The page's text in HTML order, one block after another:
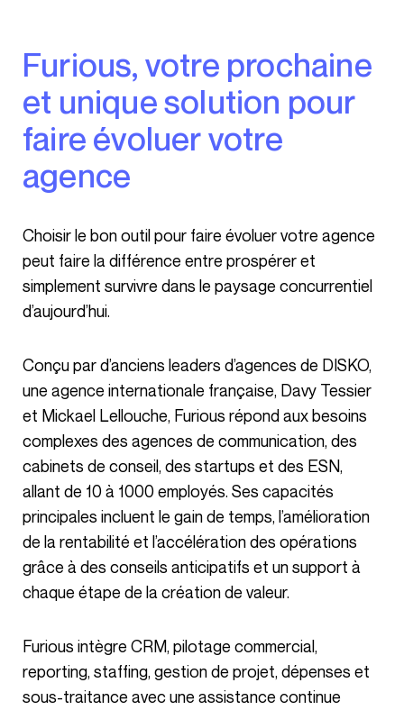
Furious, votre prochaine
et unique solution pour
faire évoluer votre
agence
Choisir le bon outil pour faire évoluer votre agence
peut faire la différence entre prospérer et
simplement survivre dans le paysage concurrentiel
d’aujourd’hui.
Conçu par d’anciens leaders d’agences de DISKO,
une agence internationale française, Davy Tessier
et Mickael Lellouche, Furious répond aux besoins
complexes des agences de communication, des
cabinets de conseil, des startups et des ESN,
allant de 10 à 1000 employés. Ses capacités
principales incluent le gain de temps, l’amélioration
de la rentabilité et l’accélération des opérations
grâce à des conseils anticipatifs et un support à
chaque étape de la création de valeur.
Furious intègre CRM, pilotage commercial,
reporting, staffing, gestion de projet, dépenses et
sous-traitance avec une assistance continue